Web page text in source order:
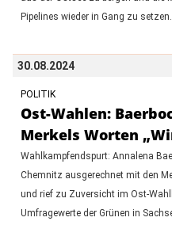
Pipelines wieder in Gang zu setzen.
30.08.2024
POLITIK
Ost-Wahlen:
Merkels Worten
Wahlkampfendspurt: Annalena
Chemnitz ausgerechnet mit den
und rief zu Zuversicht im Ost-
Umfragewerte der Grünen in